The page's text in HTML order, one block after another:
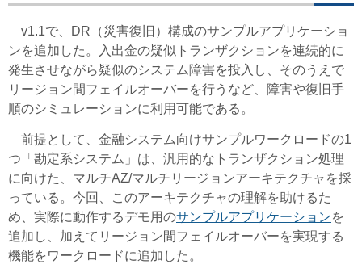
v1.1で、DR（災害復旧）構成のサンプルアプリケーショ
ンを追加した。入出金の疑似トランザクションを連続的に
発生させながら疑似のシステム障害を投入し、そのうえで
リージョン間フェイルオーバーを行うなど、障害や復旧手
順のシミュレーションに利用可能である。
前提として、金融システム向けサンプルワークロードの1
つ「勘定系システム」は、汎用的なトランザクション処理
に向けた、マルチAZ/マルチリージョンアーキテクチャを採
っている。今回、このアーキテクチャの理解を助けるた
め、実際に動作するデモ用のサンプルアプリケーションを
追加し、加えてリージョン間フェイルオーバーを実現する
機能をワークロードに追加した。